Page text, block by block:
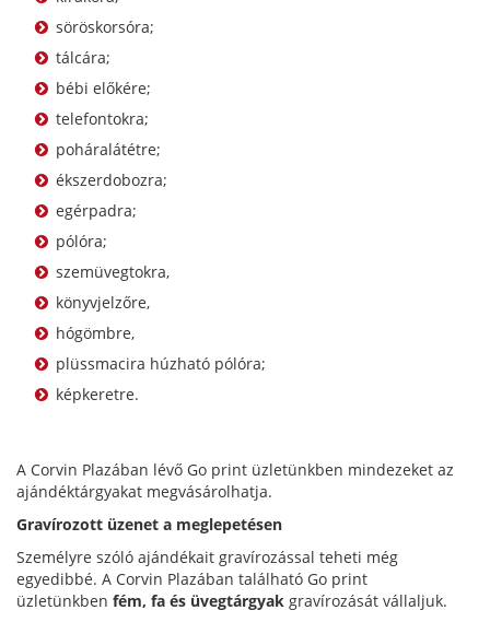
söröskorsóra;
tálcára;
bébi előkére;
telefontokra;
poháralátétre;
ékszerdobozra;
egérpadra;
pólóra;
szemüvegtokra,
könyvjelzőre,
hógömbre,
plüssmacira húzható pólóra;
képkeretre.
A Corvin Plazában lévő Go print üzletünkben mindezeket az
ajándéktárgyakat megvásárolhatja.
Gravírozott üzenet a meglepetésen
Személyre szóló ajándékait gravírozással teheti még
egyedibbé. A Corvin Plazában található Go print
üzletünkben fém, fa és üvegtárgyak gravírozását vállaljuk.